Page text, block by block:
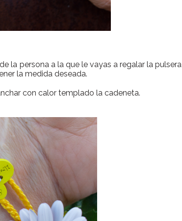
la persona a la que le vayas a regalar la pulsera
la medida deseada.
con calor templado la cadeneta.